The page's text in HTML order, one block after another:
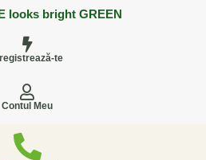
looks bright GREEN
te
Contul Meu